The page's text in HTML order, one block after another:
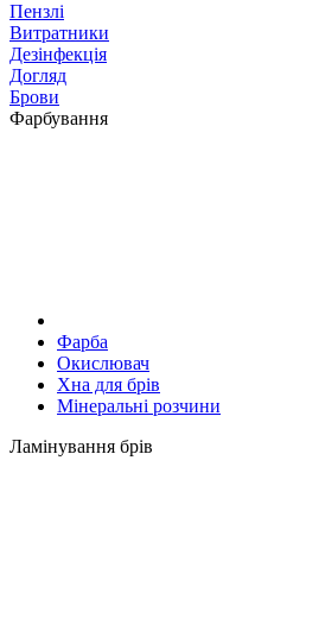
Пензлі
Витратники
Дезінфекція
Догляд
Брови
Фарбування
Фарба
Окислювач
Хна для брів
Мінеральні розчини
Ламінування брів